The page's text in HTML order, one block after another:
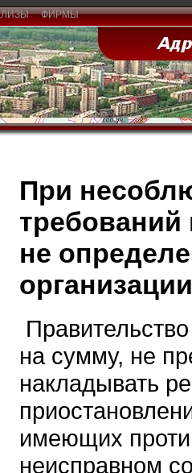
ФИРМЫ
При
не
организации
на сумму, не
накладывать
имеющих
неисправном